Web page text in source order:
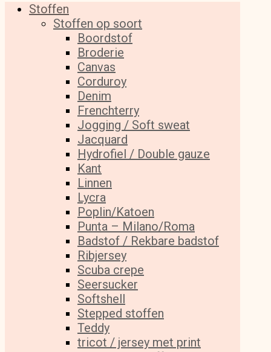
Stoffen
Stoffen op soort
Boordstof
Broderie
Canvas
Corduroy
Denim
Frenchterry
Jogging / Soft sweat
Jacquard
Hydrofiel / Double gauze
Kant
Linnen
Lycra
Poplin/Katoen
Punta – Milano/Roma
Badstof / Rekbare badstof
Ribjersey
Scuba crepe
Seersucker
Softshell
Stepped stoffen
Teddy
tricot / jersey met print